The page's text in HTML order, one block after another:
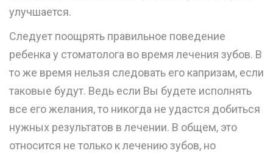
улучшается.
Следует поощрять правильное поведение
ребенка у стоматолога во время лечения зубов. В
то же время нельзя следовать его капризам, если
таковые будут. Ведь если Вы будете исполнять
все его желания, то никогда не удастся добиться
нужных результатов в лечении. В общем, это
относится не только к лечению зубов, но